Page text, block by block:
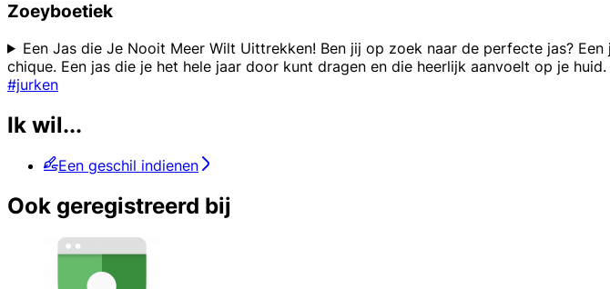
Zoeyboetiek
Een Jas die Je Nooit Meer Wilt Uittrekken! Ben jij op zoek naar de perfecte jas?
chique. Een jas die je het hele jaar door kunt dragen en die heerlijk aanvoelt op je
#jurken
Ik wil...
Een geschil indienen
Ook geregistreerd bij